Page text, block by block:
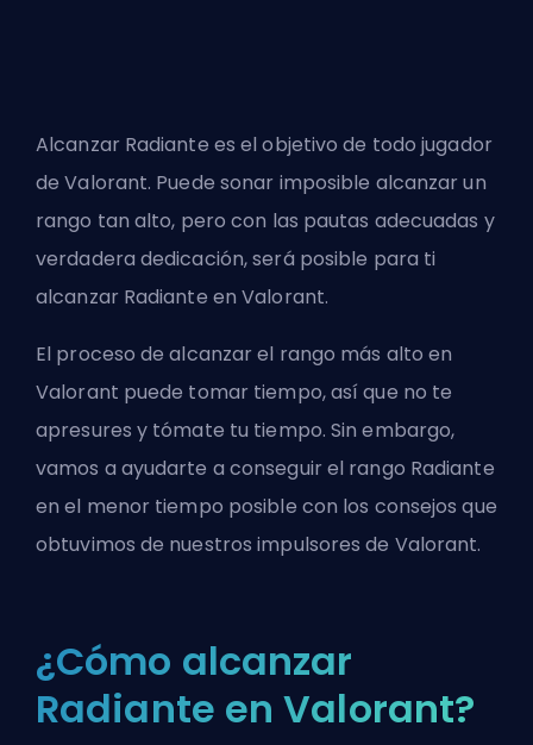
Alcanzar Radiante es el objetivo de todo jugador
de Valorant. Puede sonar imposible alcanzar un
rango tan alto, pero con las pautas adecuadas y
verdadera dedicación, será posible para ti
alcanzar Radiante en Valorant.
El proceso de alcanzar el rango más alto en
Valorant puede tomar tiempo, así que no te
apresures y tómate tu tiempo. Sin embargo,
vamos a ayudarte a conseguir el rango Radiante
en el menor tiempo posible con los consejos que
obtuvimos de nuestros impulsores de Valorant.
¿Cómo alcanzar
Radiante en Valorant?